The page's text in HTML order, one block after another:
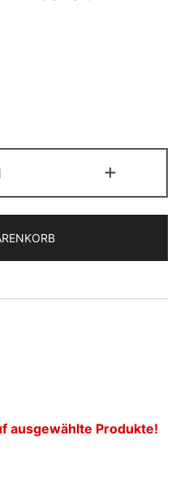
+
ausgewählte Produkte!